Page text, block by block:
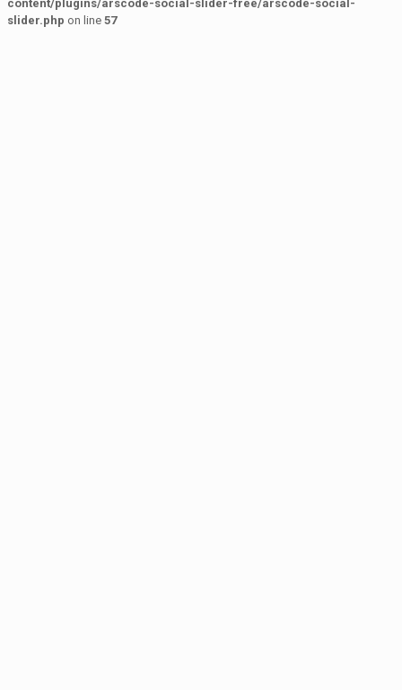
content/plugins/arscode-social-slider-free/arscode-social-
slider.php on line 57